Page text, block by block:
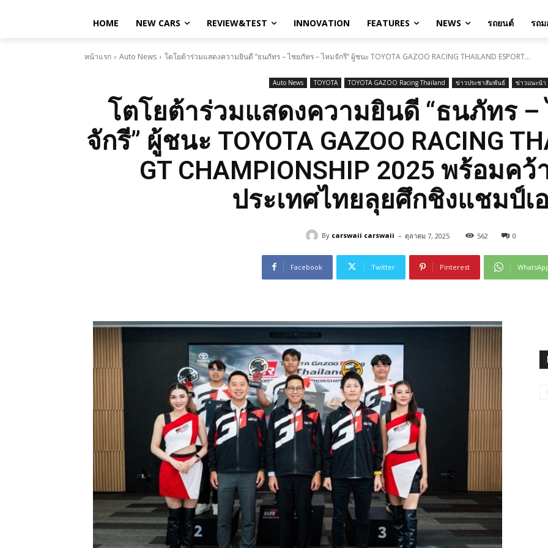
HOME NEW CARS REVIEW&TEST INNOVATION FEATURES NEWS รถยนต์ รถม
หน้าแรก Auto News โตโยต้าร่วมแสดงความยินดี “ธนภัทร – ไชยภัทร – ไหมจักรี” ผู้ชนะ TOYOTA GAZOO RACING THAILAND ESPORT...
Auto News TOYOTA TOYOTA GAZOO Racing Thailand ข่าวประชาสัมพันธ์ ข่าวแนะนำ
โตโยต้าร่วมแสดงความยินดี “ธนภัทร –
จักรี” ผู้ชนะ TOYOTA GAZOO RACING
GT CHAMPIONSHIP 2025 พร้อมค
ประเทศไทยลุยศึกชิงแชมป์เ
By carswaii carswaii - ตุลาคม 7, 2025 562 0
Facebook Twitter Pinterest